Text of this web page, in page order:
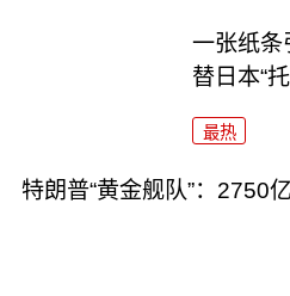
一张纸条
替日本“托
最热
特朗普“黄金舰队”：2750